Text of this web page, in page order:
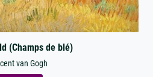
(Champs de blé)
van Gogh